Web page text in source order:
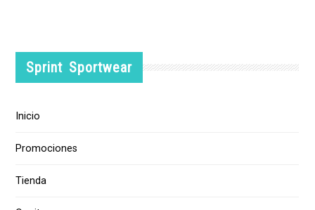
Sprint Sportwear
Inicio
Promociones
Tienda